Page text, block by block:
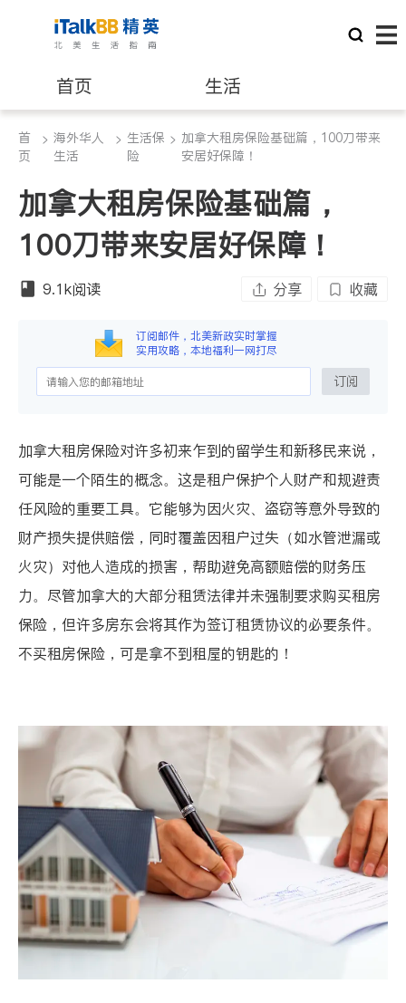
首页 生活
医生 律师
保险理财 房地产租售
银行贷款 会计师
首
页
> 海外华人
生活
> 生活保
险
> 加拿大租房保险基础篇，100刀带来
安居好保障！
加拿大租房保险基础篇，
100刀带来安居好保障！
9.1k阅读 分享 收藏
订阅邮件，北美新政实时掌握
实用攻略，本地福利一网打尽
订阅
加拿大租房保险对许多初来乍到的留学生和新移民来说，
可能是一个陌生的概念。这是租户保护个人财产和规避责
任风险的重要工具。它能够为因火灾、盗窃等意外导致的
财产损失提供赔偿，同时覆盖因租户过失（如水管泄漏或
火灾）对他人造成的损害，帮助避免高额赔偿的财务压
力。尽管加拿大的大部分租赁法律并未强制要求购买租房
保险，但许多房东会将其作为签订租赁协议的必要条件。
不买租房保险，可是拿不到租屋的钥匙的！